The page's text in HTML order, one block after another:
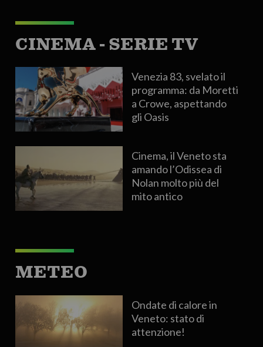
CINEMA - SERIE TV
Venezia 83, svelato il
programma: da Moretti
a Crowe, aspettando
gli Oasis
Cinema, il Veneto sta
amando l’Odissea di
Nolan molto più del
mito antico
METEO
Ondate di calore in
Veneto: stato di
attenzione!